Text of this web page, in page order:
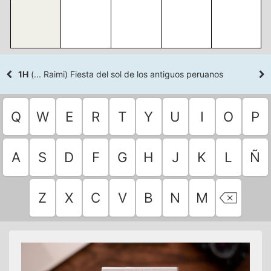
1H (... Raimi) Fiesta del sol de los antiguos peruanos
Q W E R T Y U I O P
A S D F G H J K L Ñ
Z X C V B N M